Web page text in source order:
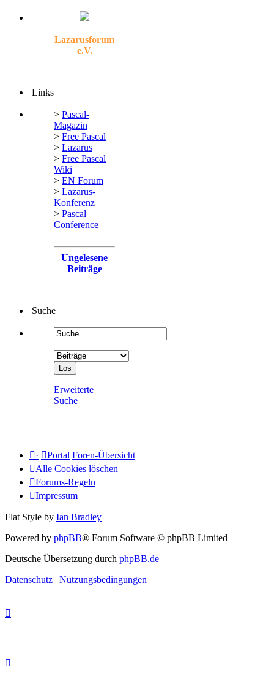
Lazarusforum
e.V.
Links
> Pascal-
Magazin
> Free Pascal
> Lazarus
> Free Pascal
Wiki
> EN Forum
> Lazarus-
Konferenz
> Pascal
Conference
Ungelesene
Beiträge
Suche
Erweiterte
Suche
· Portal Foren-Übersicht
Alle Cookies löschen
Forums-Regeln
Impressum
Flat Style by Ian Bradley
Powered by phpBB® Forum Software © phpBB Limited
Deutsche Übersetzung durch phpBB.de
Datenschutz | Nutzungsbedingungen